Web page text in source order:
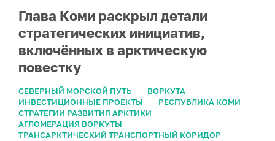
Глава Коми раскрыл детали
стратегических инициатив,
включённых в арктическую
повестку
СЕВЕРНЫЙ МОРСКОЙ ПУТЬ
ВОРКУТА
ИНВЕСТИЦИОННЫЕ ПРОЕКТЫ
РЕСПУБЛИКА КОМИ
СТРАТЕГИИ РАЗВИТИЯ АРКТИКИ
АГЛОМЕРАЦИЯ ВОРКУТЫ
ТРАНСАРКТИЧЕСКИЙ ТРАНСПОРТНЫЙ КОРИДОР